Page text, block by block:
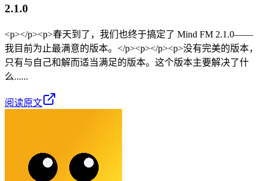
2.1.0
<p></p><p>春天到了，我们也终于搞定了 Mind FM 2.1.0——
我目前为止最满意的版本。</p><p></p><p>没有完美的版本，
只有与自己和解而适当满足的版本。这个版本主要解决了什
么......
阅读原文